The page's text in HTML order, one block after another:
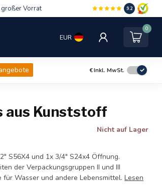
Vorrat 9.2
EUR
0
€Inkl. MwSt.
aus Kunststoff
Nicht auf Lager
S56X4 und 1x 3/4" S24x4 Öffnung.
der Verpackungsgruppen II und III
für Wasser und andere Lebensmittel.Lesen